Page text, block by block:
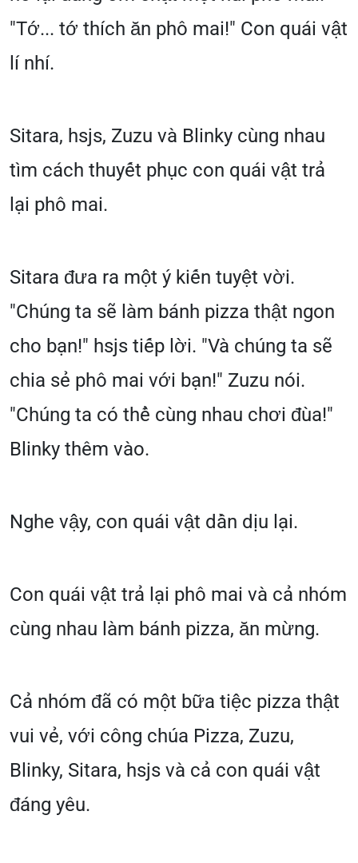
"Tớ... tớ thích ăn phô mai!" Con quái vật
lí nhí.
Sitara, hsjs, Zuzu và Blinky cùng nhau
tìm cách thuyết phục con quái vật trả
lại phô mai.
Sitara đưa ra một ý kiến tuyệt vời.
"Chúng ta sẽ làm bánh pizza thật ngon
cho bạn!" hsjs tiếp lời. "Và chúng ta sẽ
chia sẻ phô mai với bạn!" Zuzu nói.
"Chúng ta có thể cùng nhau chơi đùa!"
Blinky thêm vào.
Nghe vậy, con quái vật dần dịu lại.
Con quái vật trả lại phô mai và cả nhóm
cùng nhau làm bánh pizza, ăn mừng.
Cả nhóm đã có một bữa tiệc pizza thật
vui vẻ, với công chúa Pizza, Zuzu,
Blinky, Sitara, hsjs và cả con quái vật
đáng yêu.